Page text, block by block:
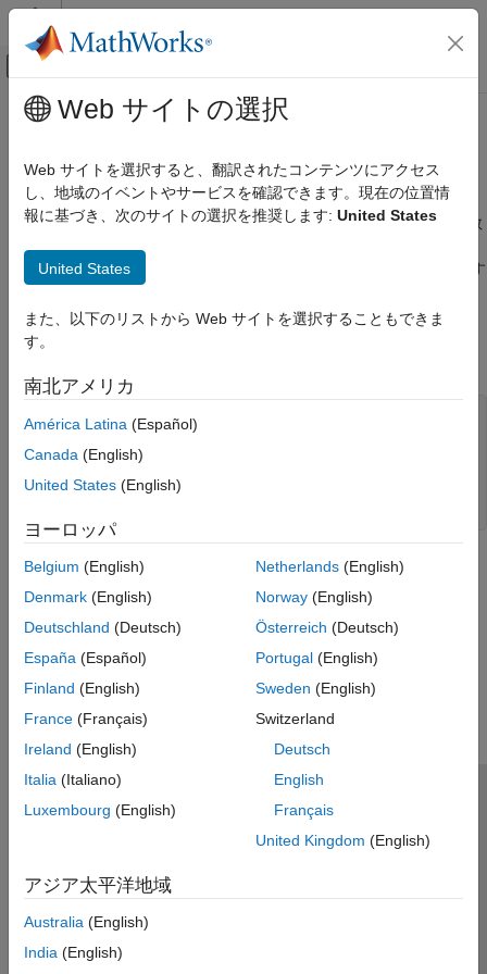
コンテンツへスキップ
オフキャンバス ナビゲーション メ
ドキュメンテーションのホーム
外部言語インターフェイス
MATLAB での C
数の記述
項目一覧
参考
メインコンテンツ
C MEX 関数でのユーザー メッセー
ジ
MATLAB ® コマンド ウィンドウにテキストを出力するには、関数
です。コマンド ウィンドウにエラー情報および警告情報を出力す
mexWarnMsgIdAndTxt を使用します。
char *buf;
int buflen;
    mexPrintf("The input string is:  %s\n", buf);
参考
mexPrintf|mexErrMsgIdAndTxt |mexWarnMsgIdAndTxt
この情報は役に立ちましたか？
Web サイトの選択
Web サイトを選択すると、翻訳されたコンテンツにアクセス
し、地域のイベントやサービスを確認できます。現在の位置情
報に基づき、次のサイトの選択を推奨します: United States
United States
また、以下のリストから Web サイトを選択することもできま
す。
南北アメリカ
América Latina (Español)
Canada (English)
United States (English)
ヨーロッパ
Belgium (English)
Denmark (English)
Deutschland (Deutsch)
España (Español)
Finland (English)
France (Français)
Ireland (English)
Italia (Italiano)
Luxembourg (English)
Netherlands(English)
Norway(English)
Österreich (Deutsch)
Portugal(English)
Sweden (English)
Switzerland
Deutsch
English
Français
United Kingdom (English)
アジア太平洋地域
Australia (English)
India (English)
トラストセンター
プライバシー ポリシー
アプリケーション ステータス
お問い合わせ